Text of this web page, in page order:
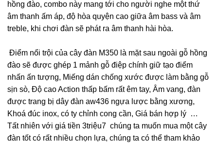
hồng đào, combo này mang tới cho người nghe một thứ
âm thanh ấm áp, độ hòa quyện cao giữa âm bass và âm
treble, khi chơi đàn sẽ phát ra âm thanh hài hòa.
Điểm nổi trội của cây đàn M350 là mặt sau ngoài gỗ hồng
đào sẽ được ghép 1 mảnh gỗ điệp chính giữ tạo điểm
nhấn ấn tượng, Miếng dán chống xước được làm bằng gỗ
sịn sò, Độ cao Action thấp bấm rất êm tay, Âm vang, đàn
được trang bị dây đàn aw436 ngựa lược bằng xương,
Khoá đúc inox, có ty chỉnh cong cần, Giá bán hợp lý …
Tất nhiên với giá tiền 3triệu7 chúng ta muốn mua một cây
đàn tốt có rất nhiều chọn lựa, chúng ta có thể tham khảo